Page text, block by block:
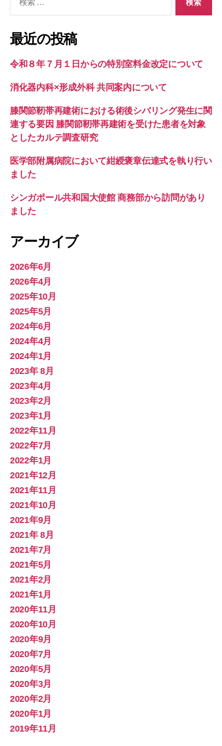
象:
最近の投稿
令和８年７月１日からの特別室料金改定について
消化器内科×形成外科 共同案内について
膝関節靭帯再建術における術後シバリング発生に関
連する要因 膝関節靭帯再建術を受けた患者を対象
としたカルテ調査研究
医学部附属病院において紺綬褒章伝達式を執り行い
ました
シンガポール共和国大使館 商務部から訪問があり
ました
アーカイブ
2026年6月
2026年4月
2025年10月
2025年5月
2024年6月
2024年4月
2024年1月
2023年 8月
2023年4月
2023年2月
2023年1月
2022年11月
2022年7月
2022年1月
2021年12月
2021年11月
2021年10月
2021年9月
2021年 8月
2021年7月
2021年5月
2021年2月
2021年1月
2020年11月
2020年10月
2020年9月
2020年7月
2020年5月
2020年3月
2020年2月
2020年1月
2019年11月